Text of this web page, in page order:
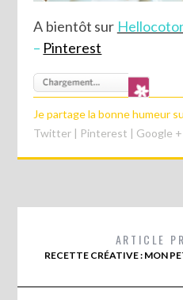
A bientôt sur
– Pinterest
Je partage la bonne humeur
Twitter | Pinterest | Google +
ARTICLE
RECETTE CRÉATIVE : MON